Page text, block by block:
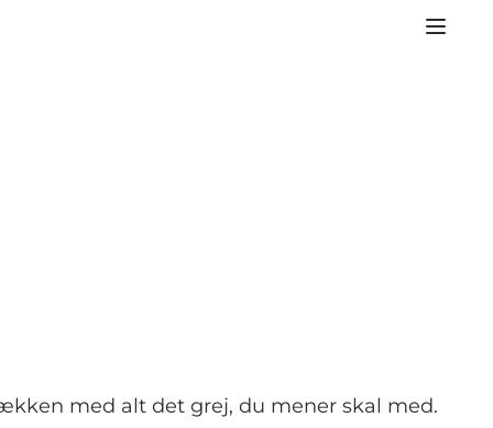
med alt det grej, du mener skal med.